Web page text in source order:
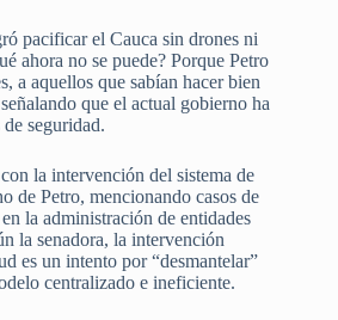
pacificar el Cauca sin drones ni
ahora no se puede? Porque Petro
a aquellos que sabían hacer bien
que el actual gobierno ha
seguridad.
la intervención del sistema de
de Petro, mencionando casos de
la administración de entidades
la senadora, la intervención
es un intento por “desmantelar”
centralizado e ineficiente.